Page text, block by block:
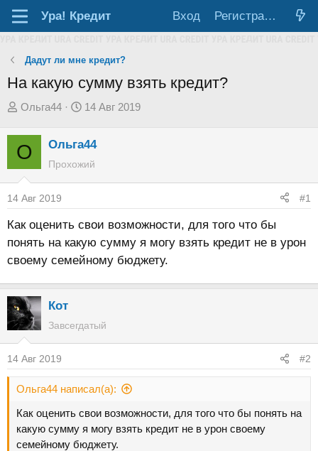
Ура! Кредит Вход Регистрация
Дадут ли мне кредит?
На какую сумму взять кредит?
А
о
е
м
ы
Ольга44
Д
т
ч
а
л
а
14 Авг 2019
О Ольга44
Прохожий
14 Авг 2019 #1
Как оценить свои возможности, для того что бы
понять на какую сумму я могу взять кредит не в урон
своему семейному бюджету.
Кот
Завсегдатый
14 Авг 2019 #2
Ольга44 написал(а):
Как оценить свои возможности, для того что бы понять на
какую сумму я могу взять кредит не в урон своему
семейному бюджету.